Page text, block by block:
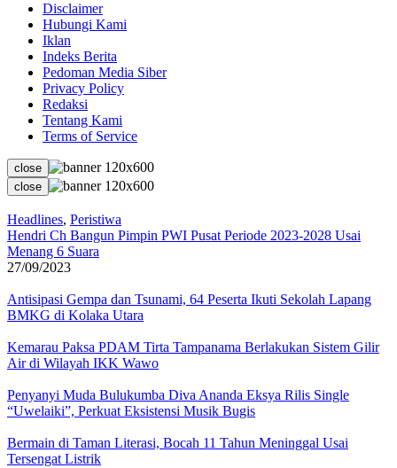
Disclaimer
Hubungi Kami
Iklan
Indeks Berita
Pedoman Media Siber
Privacy Policy
Redaksi
Tentang Kami
Terms of Service
close
close
Headlines, Peristiwa
Hendri Ch Bangun Pimpin PWI Pusat Periode 2023-2028 Usai
Menang 6 Suara
27/09/2023
Antisipasi Gempa dan Tsunami, 64 Peserta Ikuti Sekolah Lapang
BMKG di Kolaka Utara
Kemarau Paksa PDAM Tirta Tampanama Berlakukan Sistem Gilir
Air di Wilayah IKK Wawo
Penyanyi Muda Bulukumba Diva Ananda Eksya Rilis Single
“Uwelaiki”, Perkuat Eksistensi Musik Bugis
Bermain di Taman Literasi, Bocah 11 Tahun Meninggal Usai
Tersengat Listrik